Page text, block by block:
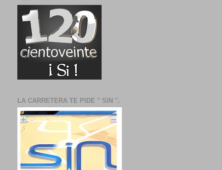
LA CARRETERA TE PIDE " SIN ".